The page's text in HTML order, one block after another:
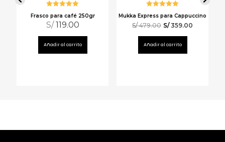
Frasco para café 250gr
S/119.00
Añadir al carrito
Valorado
con5.00de
5
Mukka Express para Cappuccino
S/479.00 S/359.00
Añadir al carrito
con5.00de
5